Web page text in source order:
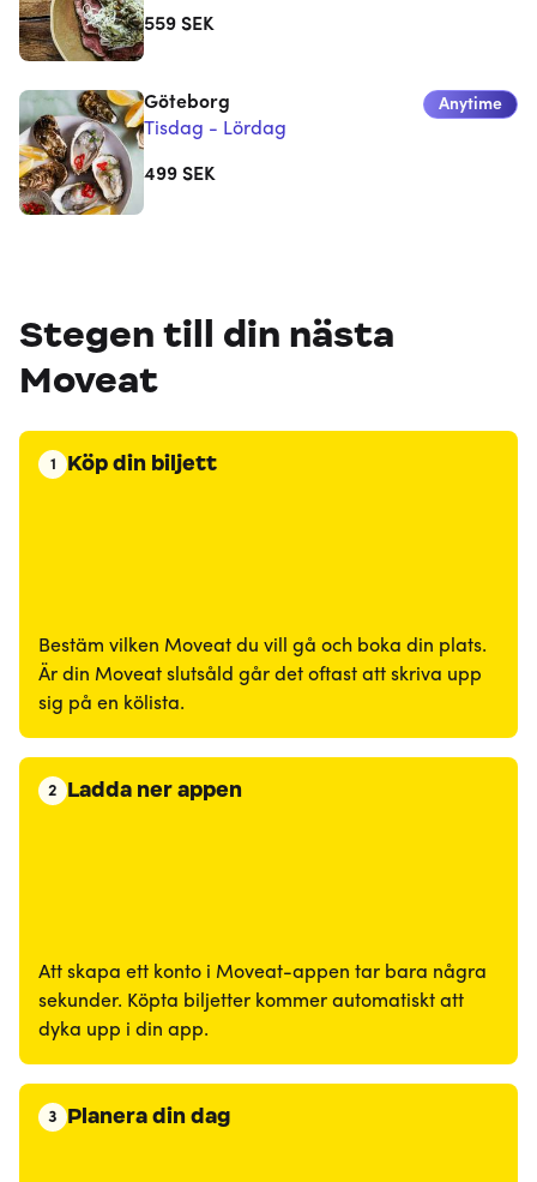
559 SEK
Göteborg
Tisdag - Lördag
Anytime
499 SEK
Stegen till din nästa
Moveat
1 Köp din biljett
Bestäm vilken Moveat du vill gå och boka din plats.
Är din Moveat slutsåld går det oftast att skriva upp
sig på en kölista.
2 Ladda ner appen
Att skapa ett konto i Moveat-appen tar bara några
sekunder. Köpta biljetter kommer automatiskt att
dyka upp i din app.
3 Planera din dag